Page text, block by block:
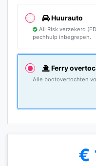
Huurauto
All Risk verzekerd
pechhulp inbegrepen.
Ferry
Alle bootovertochten
€